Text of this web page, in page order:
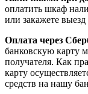
оплатить шкаф
или закажете выезд
Оплата через
банковскую
получателя. Как
карту
средств на нашу